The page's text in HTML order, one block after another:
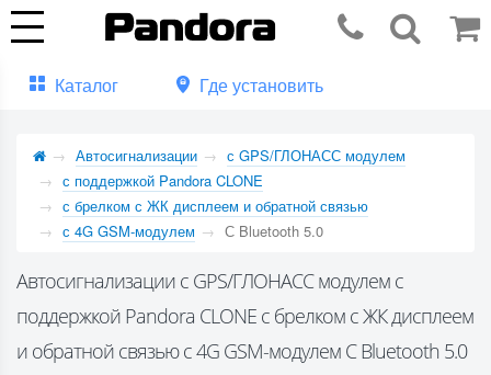
Каталог Где установить
Автосигнализации
с GPS/ГЛОНАСС модулем
с поддержкой Pandora CLONE
с брелком с ЖК дисплеем и обратной связью
с 4G GSM-модулем
С Bluetooth 5.0
Автосигнализации с GPS/ГЛОНАСС модулем с
поддержкой Pandora CLONE с брелком с ЖК дисплеем
и обратной связью с 4G GSM-модулем С Bluetooth 5.0